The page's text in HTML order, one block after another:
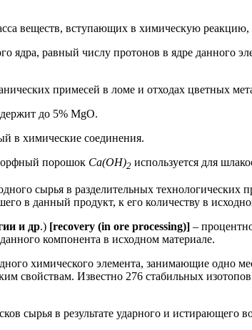
веществ, вступающих в химическую реакцию,
ядра, равный числу протонов в ядре данного
примесей в ломе и отходах цветных
до 5% MgO.
в химические соединения.
порошок Ca(OH)2 используется для
сырья в разделительных
в данный продукт, к его количеству в
и др.) [recovery (in ore processing)] –
компонента в исходном материале.
химического элемента, занимающие одно
свойствам. Известно 276 стабильных
сырья в результате ударного и истирающего